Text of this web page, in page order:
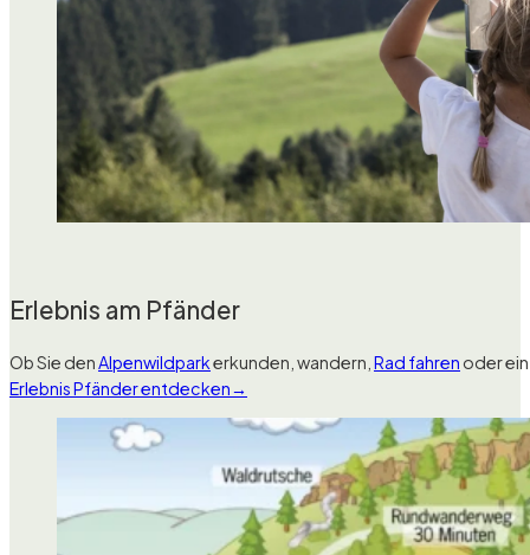
Erlebnis am Pfänder
Ob Sie denAlpenwildparkerkunden, wandern, Rad fahren oder
Erlebnis Pfänder entdecken